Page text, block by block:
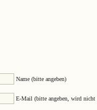
Name (bitte angeben)
E-Mail (bitte angeben, wird nicht